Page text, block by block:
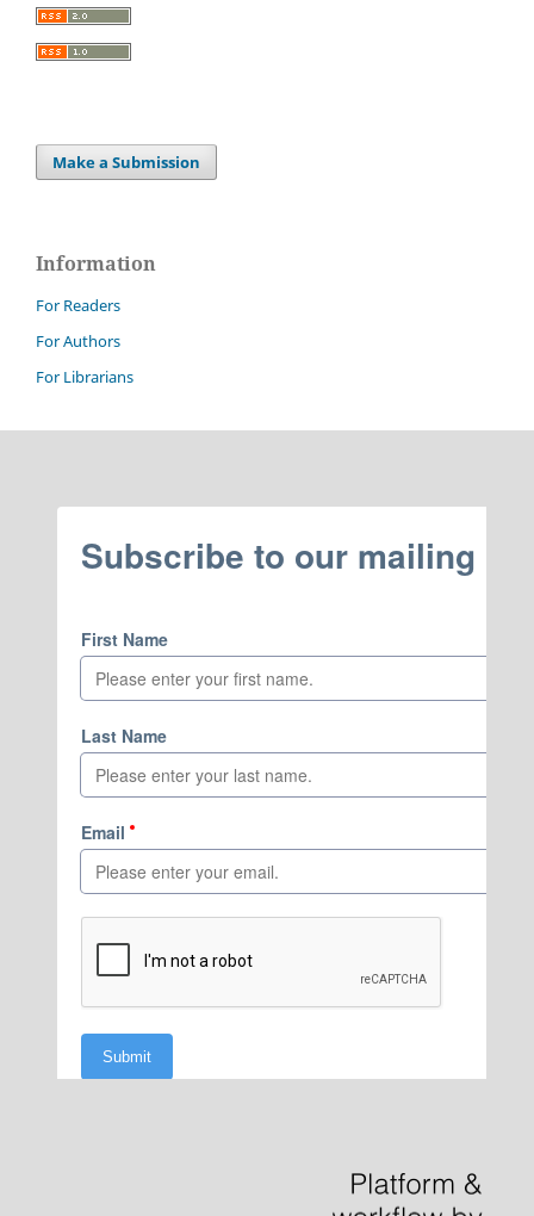
Make a Submission
Information
For Readers
For Authors
For Librarians